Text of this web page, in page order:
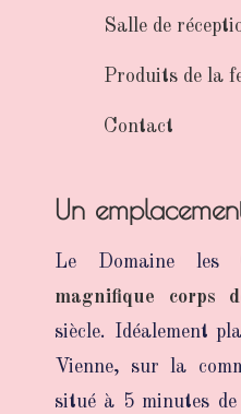
Salle de
Produits de la
Contact
Un
Le Domaine les
magnifique corps
siècle. Idéalement
Vienne, sur la
situé à 5 minutes